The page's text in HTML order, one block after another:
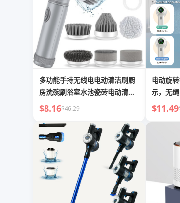
多功能手持无线电电动清洁刷厨
房洗碗刷浴室水池瓷砖电动清洁
神器
$8.16$46.29
电动旋
示，无
洗器，
洁浴室/
$11.49